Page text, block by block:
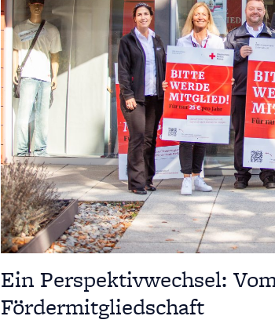
Ein Perspektivwechsel:
Fördermitgliedschaft